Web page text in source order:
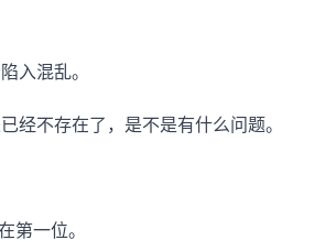
入混乱。
经不存在了，是不是有什么问题。
第一位。